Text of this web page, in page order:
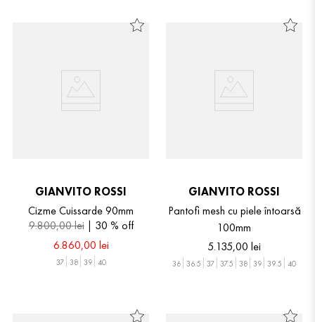
GIANVITO ROSSI
Cizme Cuissarde 90mm
9.800,00lei 30 % off
6.860,00 lei
37 38 39 40
GIANVITO ROSSI
Pantofi mesh cu piele întoarsă
100mm
5.135,00 lei
36 36.5 37 37.5 38 39 39.5 40